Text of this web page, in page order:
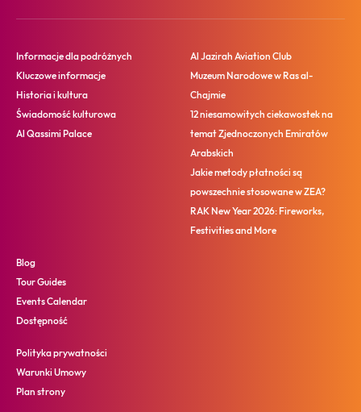
Informacje dla podróżnych
Kluczowe informacje
Historia i kultura
Świadomość kulturowa
Al Qassimi Palace
Al Jazirah Aviation Club
Muzeum Narodowe w Ras al-
Chajmie
12 niesamowitych ciekawostek na
temat Zjednoczonych Emiratów
Arabskich
Jakie metody płatności są
powszechnie stosowane w ZEA?
RAK New Year 2026: Fireworks,
Festivities and More
Blog
Tour Guides
Events Calendar
Dostępność
Polityka prywatności
Warunki Umowy
Plan strony